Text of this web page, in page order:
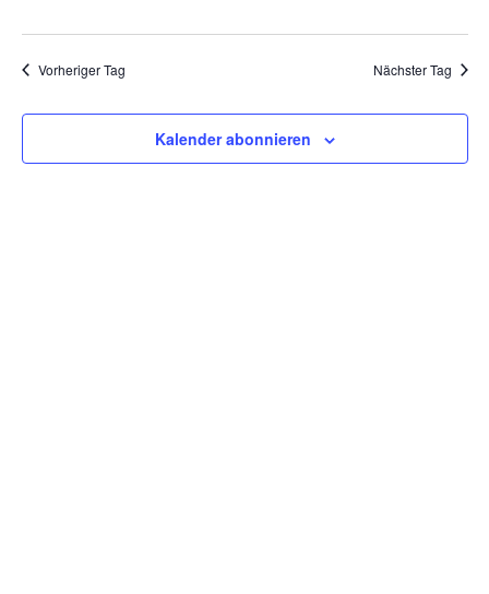
Vorheriger Tag Nächster Tag
Kalender abonnieren